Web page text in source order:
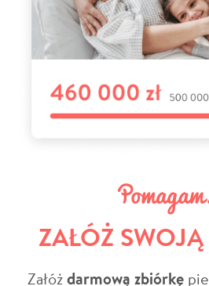
ZAŁÓŻ
Załóżdarmową zbiórkę